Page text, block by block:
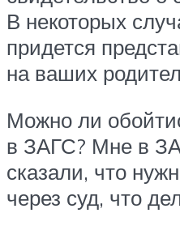
В некоторых
придется
на ваших
Можно ли
в ЗАГС? Мне в
сказали, что
через суд, что